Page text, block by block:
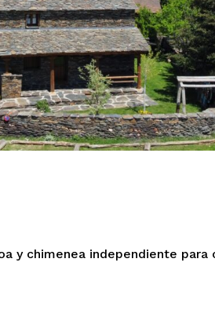
y chimenea independiente para